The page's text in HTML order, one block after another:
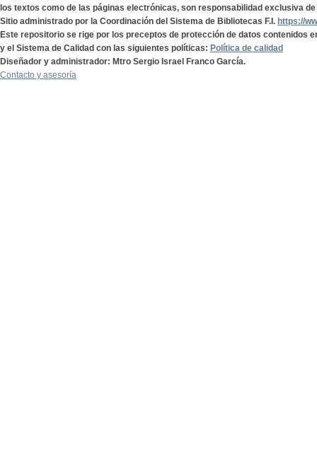
los textos como de las páginas electrónicas, son responsabilidad exclusiva
Sitio administrado por la Coordinación del Sistema de Bibliotecas F.I. https://
Este repositorio se rige por los preceptos de protección de datos contenidos
y el Sistema de Calidad con las siguientes políticas: Política de calidad
Diseñador y administrador: Mtro Sergio Israel Franco García.
Contacto y asesoría